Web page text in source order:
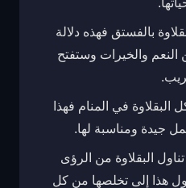
بالفستق فهذه دلالة
والخيرات وستفتح
البقلاوة في المنام فهذا
جيدة ومناسبة لها.
البقلاوة من الرؤى
هذا إلى تخلصها من كل